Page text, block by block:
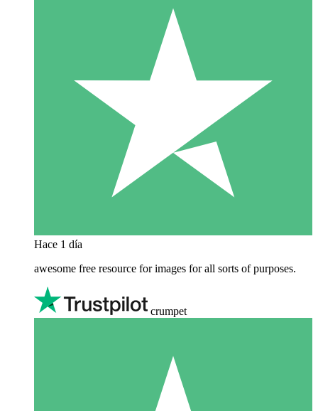
Hace 1 día
awesome free resource for images for all sorts of purposes.
crumpet